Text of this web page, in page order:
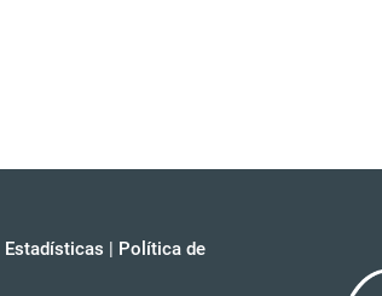
Estadísticas | Política de